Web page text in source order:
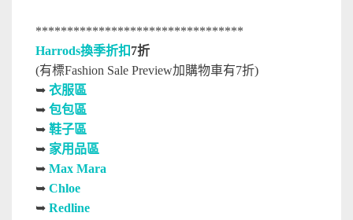
*********************************
Harrods換季折扣 7折
(有標Fashion Sale Preview加購物車有7折)
➥ 衣服區
➥ 包包區
➥ 鞋子區
➥ 家用品區
➥ Max Mara
➥ Chloe
➥ Redline